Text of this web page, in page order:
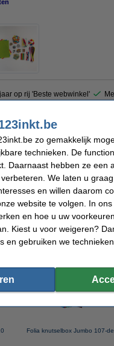
op rij 'Beste webwinkel'
is perfect voor echte
hout, veertjes,
en kinderen zijn verzekerd
dit artikel ook besteld hebben
Folia knutselbox Jumbo 107-
zo gemakkelijk
technieken. De
Daarnaast hebben ze een
We laten u
en willen daarom
website te volgen. In ons
en hoe u uw
Kiest u voor weigeren?
en gebruiken we